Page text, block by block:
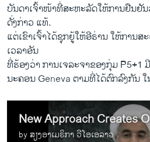
ບັນດາ​ເຈົ້າ​ໜ້າ​ທີ່ສະຫະລັດໃຫ້ການ​ຢືນຢັ
ດັ່ງກ່າວ ​ແທ້. ​
ແຕ່​ເຂົາ​ເຈົ້າ​ໄດ້​ຊຸກຍູ້​ໃຫ້ອີຣ່ານ ​ໃຫ້ການ
ເວລາ​ອັນ
ທີ່​ຮ້ອງ​ວ່າ ການ​ເຈລະ​ຈາຂອງ​ກຸ່ມ
ນະຄອນ​ ​Geneva ຕາມ​ທີ່​ໄດ້​ຕົກລົງ​ກັນ​
by ສຽງອາເມຣິກາ ວີໂອເອລາວ